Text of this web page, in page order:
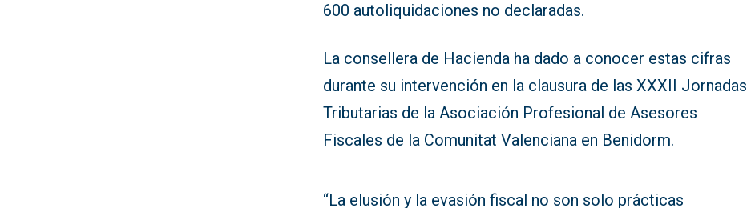
600 autoliquidaciones no declaradas.
La consellera de Hacienda ha dado a conocer estas cifras
durante su intervención en la clausura de las XXXII Jornadas
Tributarias de la Asociación Profesional de Asesores
Fiscales de la Comunitat Valenciana en Benidorm.
“La elusión y la evasión fiscal no son solo prácticas